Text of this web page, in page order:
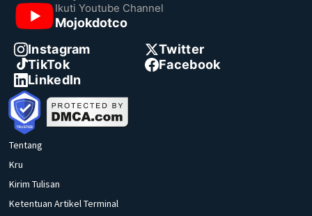
Ikuti Youtube Channel
Mojokdotco
Instagram
Twitter
TikTok
Facebook
LinkedIn
Tentang
Kru
Kirim Tulisan
Ketentuan Artikel Terminal